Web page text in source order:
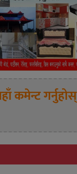
कमेन्ट गर्नुहोस्